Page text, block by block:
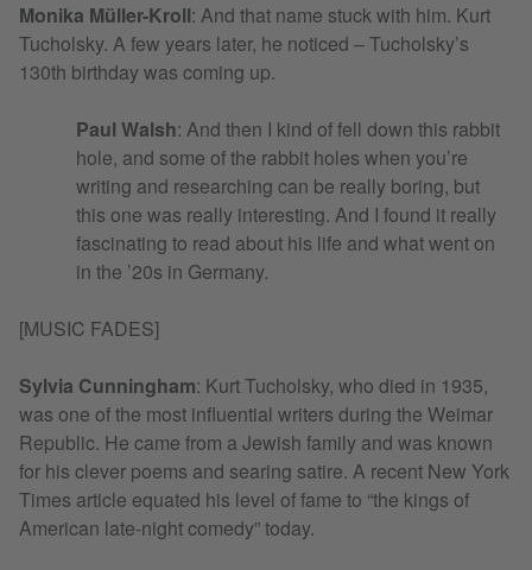
Monika Müller-Kroll: And that name stuck with him. Kurt
Tucholsky. A few years later, he noticed – Tucholsky’s
130th birthday was coming up.
Paul Walsh: And then I kind of fell down this rabbit
hole, and some of the rabbit holes when you’re
writing and researching can be really boring, but
this one was really interesting. And I found it really
fascinating to read about his life and what went on
in the ’20s in Germany.
[MUSIC FADES]
Sylvia Cunningham: Kurt Tucholsky, who died in 1935,
was one of the most influential writers during the Weimar
Republic. He came from a Jewish family and was known
for his clever poems and searing satire. A recent New York
Times article equated his level of fame to “the kings of
American late-night comedy” today.